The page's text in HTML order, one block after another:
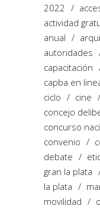
2022
actividad
anual
autoridades
capacitación
capba en
ciclo
cine
concejo
concurso
convenio
debate
gran la plata
la plata
movilidad